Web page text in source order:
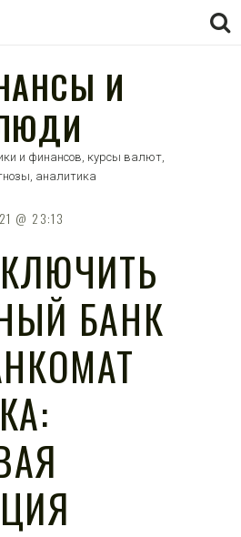
И
и финансов, курсы валют,
аналитика
23:13
БАНК